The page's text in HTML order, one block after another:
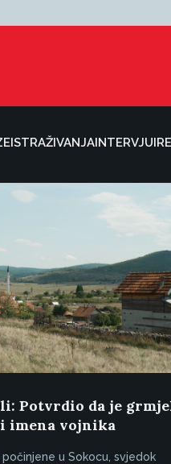
ISTRAŽIVANJAINTERVJUI
Potvrdio da je
imena vojnika
u Sokocu, svjedok